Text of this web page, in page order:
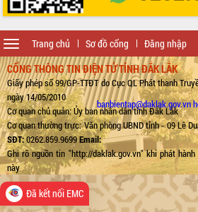
Trang chủ Sơ đồ cổng Đăng nhập
Toggle
navigation
CỔNG THÔNG TIN ĐIỆN TỬ TỈNH ĐẮK LẮK
Giấy phép số 99/GP-TTĐT do Cục QL Phát thanh
ngày 14/05/2010
Cơ quan chủ quản: Ủy ban nhân dân tỉnh Đắk Lắk
Cơ quan thường trực: Văn phòng UBND tỉnh - 09 Lê
SĐT:0262.859.9699Email:
banbientap@daklak.gov.vn
Ghi rõ nguồn tin "http://daklak.gov.vn" khi phát
này
Đã kết nối EMC